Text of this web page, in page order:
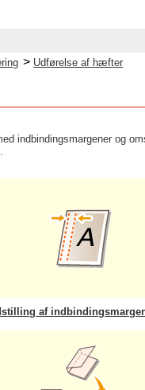
> Udførelse af hæfter
indbindingsmargener og
af